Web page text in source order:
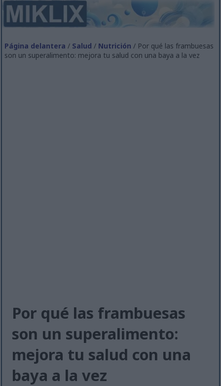
Página delantera / Salud / Nutrición / Por qué las frambuesas
son un superalimento: mejora tu salud con una baya a la vez
Por qué las frambuesas
son un superalimento:
mejora tu salud con una
baya a la vez